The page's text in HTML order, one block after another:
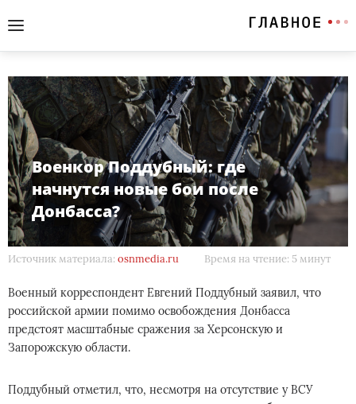
Военкор Поддубный: где
начнутся новые бои после
Донбасса?
Источник материала: osnmedia.ru Время на чтение: 5 минут
Военный корреспондент Евгений Поддубный заявил, что
российской армии помимо освобождения Донбасса
предстоят масштабные сражения за Херсонскую и
Запорожскую области.
Поддубный отметил, что, несмотря на отсутствие у ВСУ